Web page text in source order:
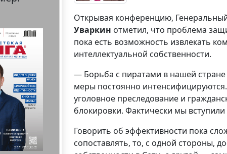
Открывая конференцию,
Уваркин отметил, что проблема
пока есть возможность извлекать
интеллектуальной собственности.
— Борьба с пиратами в нашей
меры постоянно
уголовное преследование и
блокировки. Фактически мы
Говорить об эффективности пока
сопоставлять, то, с одной стороны,